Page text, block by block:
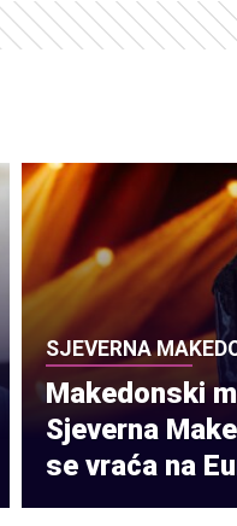
SJEVERNA
Makedonski
Sjeverna
se vraća na